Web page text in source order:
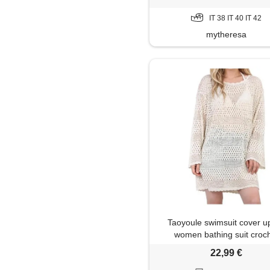
IT 38 IT 40 IT 42
mytheresa
Taoyoule swimsuit cover
women bathing suit
multi colors beach
22,99 €